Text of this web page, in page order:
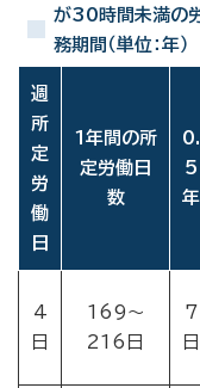
が30時間未満の
務期間（単位：年）
週
所
定
労
働
日
1年間の所
定労働日
数
0.
5
年
4
日
169～
216日
7
日